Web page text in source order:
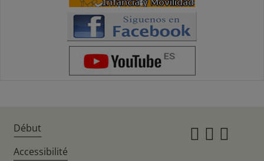
Début
Accessibilité